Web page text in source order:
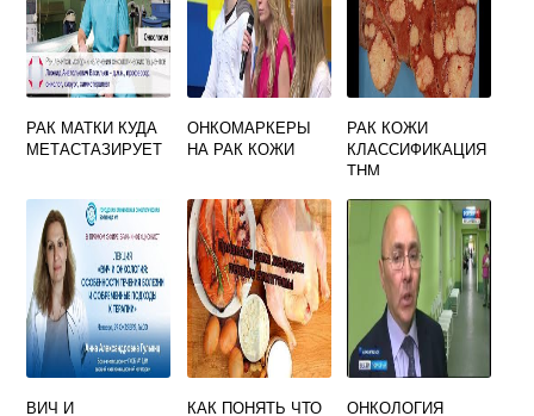
РАК МАТКИ КУДА
МЕТАСТАЗИРУЕТ
ОНКОМАРКЕРЫ
НА РАК КОЖИ
РАК КОЖИ
КЛАССИФИКАЦИЯ
ТНМ
ВИЧ И
КАК ПОНЯТЬ ЧТО
ОНКОЛОГИЯ